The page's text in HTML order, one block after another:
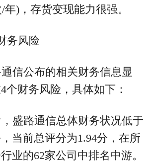
年)，存货变现能力很强。
务风险
信公布的相关财务信息显
个财务风险，具体如下：
盛路通信总体财务状况低于
当前总评分为1.94分，在所
业的62家公司中排名中游。